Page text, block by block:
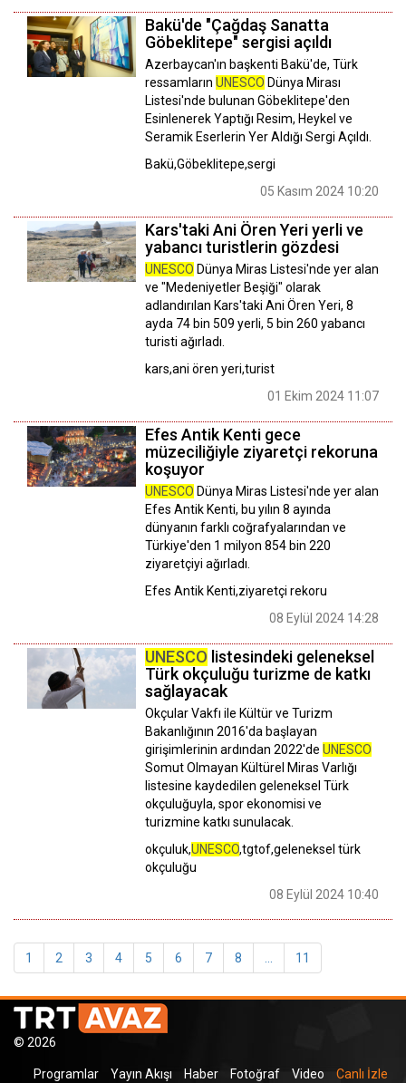
Bakü'de "Çağdaş Sanatta
Göbeklitepe" sergisi açıldı
Azerbaycan'ın başkenti Bakü'de, Türk
ressamların UNESCO Dünya Mirası
Listesi'nde bulunan Göbeklitepe'den
Esinlenerek Yaptığı Resim, Heykel ve
Seramik Eserlerin Yer Aldığı Sergi Açıldı.
Bakü,Göbeklitepe,sergi
05 Kasım 2024 10:20
Kars'taki Ani Ören Yeri yerli ve
yabancı turistlerin gözdesi
UNESCO Dünya Miras Listesi'nde yer alan
ve "Medeniyetler Beşiği" olarak
adlandırılan Kars'taki Ani Ören Yeri, 8
ayda 74 bin 509 yerli, 5 bin 260 yabancı
turisti ağırladı.
kars,ani ören yeri,turist
01 Ekim 2024 11:07
Efes Antik Kenti gece
müzeciliğiyle ziyaretçi rekoruna
koşuyor
UNESCO Dünya Miras Listesi'nde yer alan
Efes Antik Kenti, bu yılın 8 ayında
dünyanın farklı coğrafyalarından ve
Türkiye'den 1 milyon 854 bin 220
ziyaretçiyi ağırladı.
Efes Antik Kenti,ziyaretçi rekoru
08 Eylül 2024 14:28
UNESCO listesindeki geleneksel
Türk okçuluğu turizme de katkı
sağlayacak
Okçular Vakfı ile Kültür ve Turizm
Bakanlığının 2016'da başlayan
girişimlerinin ardından 2022'de UNESCO
Somut Olmayan Kültürel Miras Varlığı
listesine kaydedilen geleneksel Türk
okçuluğuyla, spor ekonomisi ve
turizmine katkı sunulacak.
okçuluk,UNESCO,tgtof,geleneksel türk
okçuluğu
08 Eylül 2024 10:40
1 2 3 4 5 6 7 8 11
© 2026
Programlar Yayın Akışı Haber Fotoğraf Video Canlı İzle